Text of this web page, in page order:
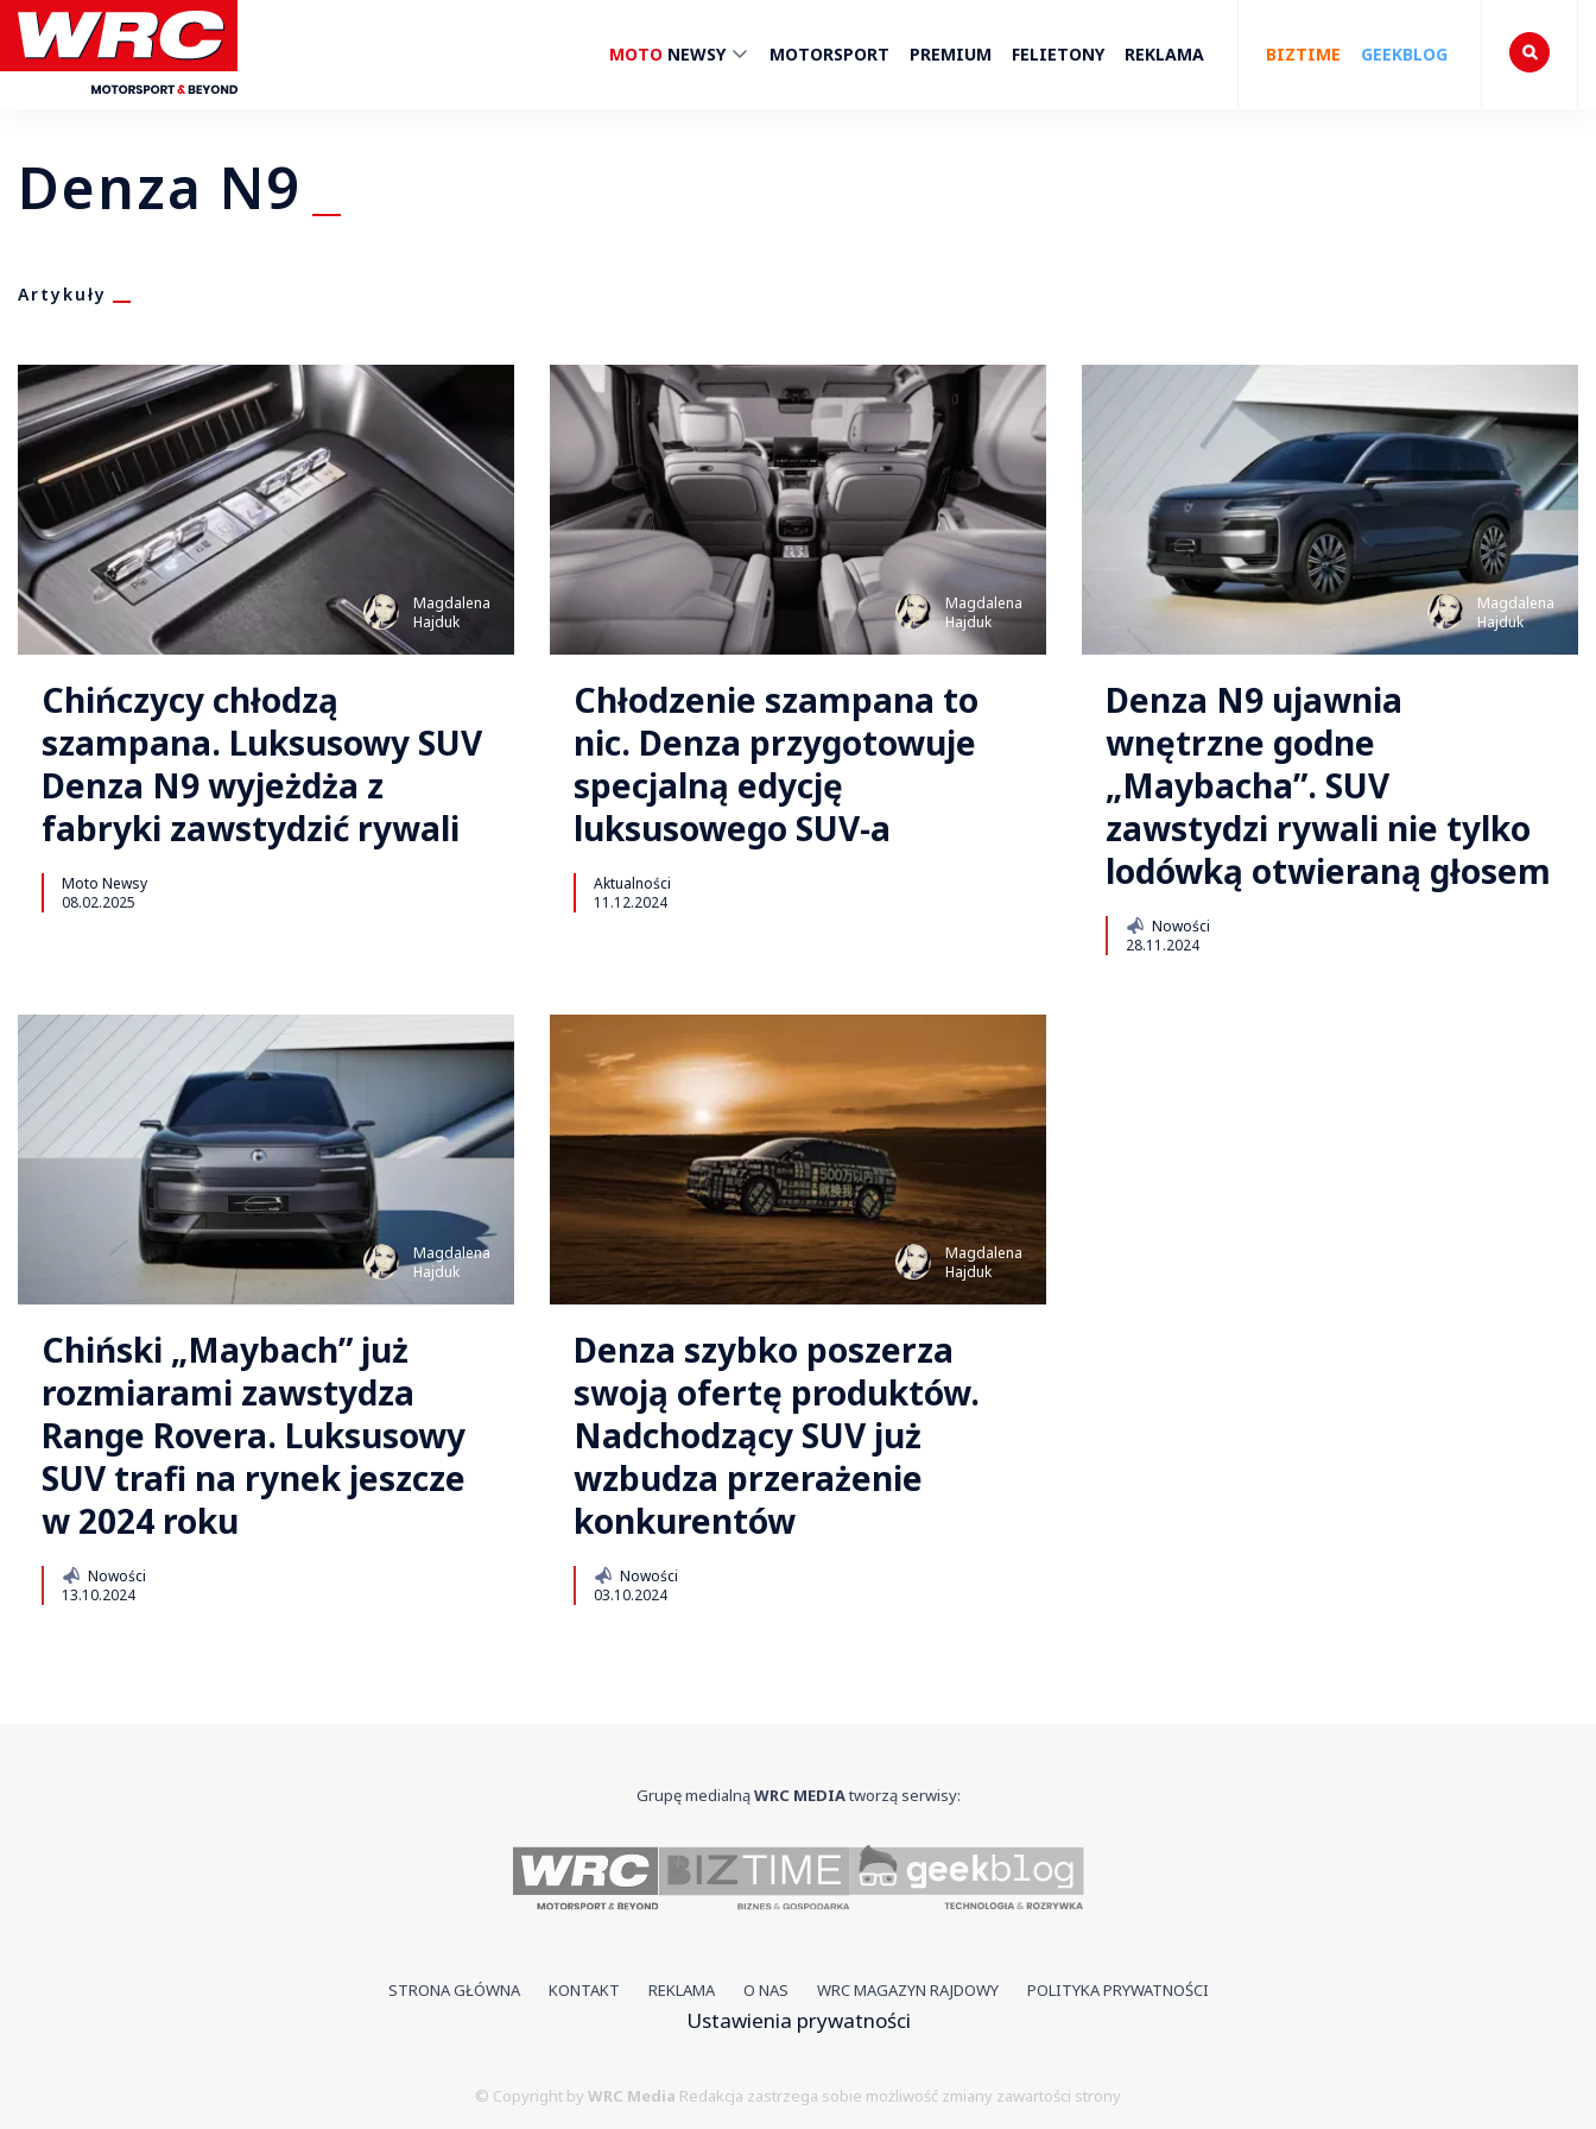
MOTO NEWSY MOTORSPORT PREMIUM FELIETONY REKLAMA BIZTIME GEEKBLOG
Denza N9
Artykuły
Magdalena
Hajduk
Chińczycy chłodzą
szampana. Luksusowy SUV
Denza N9 wyjeżdża z
fabryki zawstydzić rywali
Moto Newsy
08.02.2025
Magdalena
Hajduk
Chłodzenie szampana to
nic. Denza przygotowuje
specjalną edycję
luksusowego SUV-a
Aktualności
11.12.2024
Magdalena
Hajduk
Denza N9 ujawnia
wnętrzne godne
„Maybacha”. SUV
zawstydzi rywali nie tylko
lodówką otwieraną głosem
Nowości
28.11.2024
Magdalena
Hajduk
Chiński „Maybach” już
rozmiarami zawstydza
Range Rovera. Luksusowy
SUV trafi na rynek jeszcze
w 2024 roku
Nowości
13.10.2024
Magdalena
Hajduk
Denza szybko poszerza
swoją ofertę produktów.
Nadchodzący SUV już
wzbudza przerażenie
konkurentów
Nowości
03.10.2024
Grupę medialnąWRC MEDIAtworzą serwisy:
STRONA GŁÓWNA KONTAKT REKLAMA O NAS WRC MAGAZYN RAJDOWY POLITYKA PRYWATNOŚCI
Ustawienia prywatności
© Copyright by WRC Media Redakcja zastrzega sobie możliwość zmiany zawartości strony